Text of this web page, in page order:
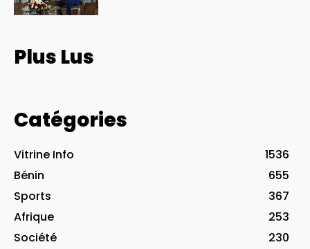
Plus Lus
Catégories
Vitrine Info
1536
Bénin
655
Sports
367
Afrique
253
Société
230